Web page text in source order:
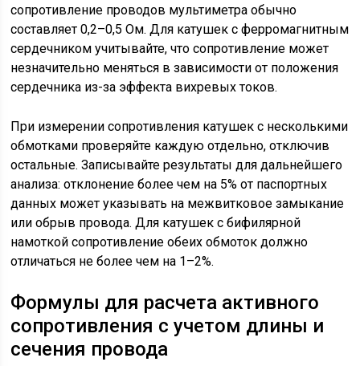
сопротивление проводов мультиметра обычно
составляет 0,2–0,5 Ом. Для катушек с ферромагнитным
сердечником учитывайте, что сопротивление может
незначительно меняться в зависимости от положения
сердечника из-за эффекта вихревых токов.
При измерении сопротивления катушек с несколькими
обмотками проверяйте каждую отдельно, отключив
остальные. Записывайте результаты для дальнейшего
анализа: отклонение более чем на 5% от паспортных
данных может указывать на межвитковое замыкание
или обрыв провода. Для катушек с бифилярной
намоткой сопротивление обеих обмоток должно
отличаться не более чем на 1–2%.
Формулы для расчета активного
сопротивления с учетом длины и
сечения провода